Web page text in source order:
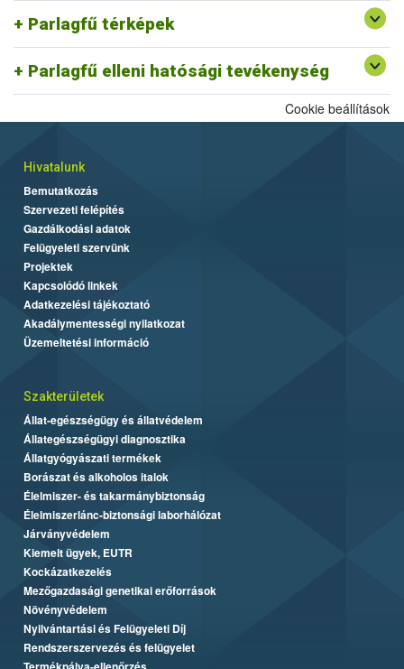
Parlagfű térképek
Parlagfű bejelentés térkép
Parlagfű elleni hatósági tevékenység
Parlagfű elleni hatósági tevékenység belterületen
Parlagfű elleni hatósági tevékenység külterületen
Cookie beállítások
Hivatalunk
Bemutatkozás
Szervezeti felépítés
Gazdálkodási adatok
Felügyeleti szervünk
Projektek
Kapcsolódó linkek
Adatkezelési tájékoztató
Akadálymentességi nyilatkozat
Üzemeltetési információ
Szakterületek
Állat-egészségügy és állatvédelem
Állategészségügyi diagnosztika
Állatgyógyászati termékek
Borászat és alkoholos italok
Élelmiszer- és takarmánybiztonság
Élelmiszerlánc-biztonsági laborhálózat
Járványvédelem
Kiemelt ügyek, EUTR
Kockázatkezelés
Mezőgazdasági genetikai erőforrások
Növényvédelem
Nyilvántartási és Felügyeleti Díj
Rendszerszervezés és felügyelet